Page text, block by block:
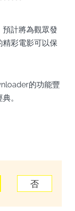
計將為觀眾發
彩電影可以保
的功能豐
。
否